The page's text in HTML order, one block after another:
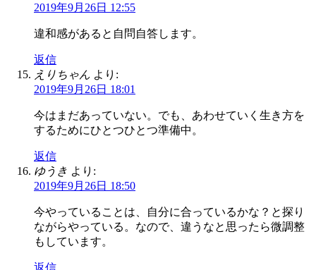
2019年9月26日 12:55
違和感があると自問自答します。
返信
えりちゃん より:
2019年9月26日 18:01
今はまだあっていない。でも、あわせていく生き方を
するためにひとつひとつ準備中。
返信
ゆうき より:
2019年9月26日 18:50
今やっていることは、自分に合っているかな？と探り
ながらやっている。なので、違うなと思ったら微調整
もしています。